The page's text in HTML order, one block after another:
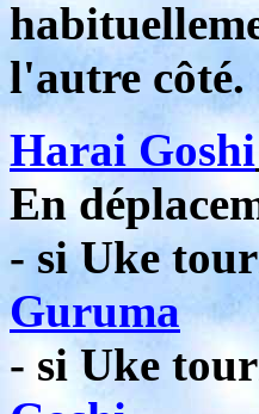
l'autre côté.
Harai Goshi
En
- si Uke
Guruma
- si Uke